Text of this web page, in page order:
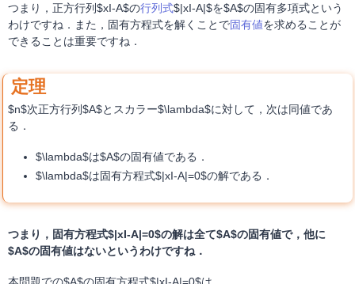
つまり，正方行列$xI-A$の行列式$|xI-A|$を$A$の固有多項式という
わけですね．また，固有方程式を解くことで固有値を求めることが
できることは重要ですね．
$n$次正方行列$A$とスカラー$\lambda$に対して，次は同値であ
る．
$\lambda$は$A$の固有値である．
$\lambda$は固有方程式$|xI-A|=0$の解である．
つまり，固有方程式$|xI-A|=0$の解は全て$A$の固有値で，他に
$A$の固有値はないというわけですね．